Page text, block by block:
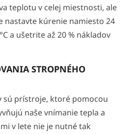
teplotu v celej miestnosti, ale
nastavte kúrenie namiesto 24
a ušetrite až 20 % nákladov
STROPNÉHO
sú prístroje, ktoré pomocou
naše vnímanie tepla a
v lete nie je nutné tak